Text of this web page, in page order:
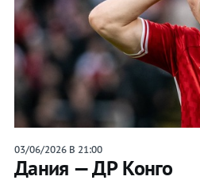
03/06/2026 В 21:00
Дания — ДР Конго